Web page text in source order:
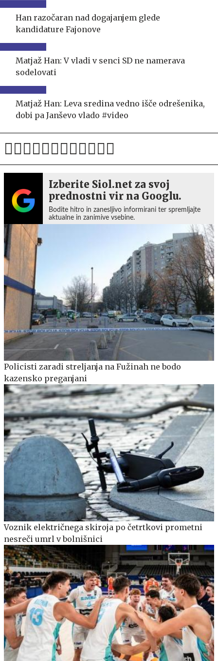
Han razočaran nad dogajanjem glede
kandidature Fajonove
Matjaž Han: V vladi v senci SD ne namerava
sodelovati
Matjaž Han: Leva sredina vedno išče odrešenika,
dobi pa Janševo vlado #video
Izberite Siol.net za svoj
prednostni vir na Googlu.
Bodite hitro in zanesljivo informirani ter spremljajte
aktualne in zanimive vsebine.
Policisti zaradi streljanja na Fužinah ne bodo
kazensko preganjani
Voznik električnega skiroja po četrtkovi prometni
nesreči umrl v bolnišnici